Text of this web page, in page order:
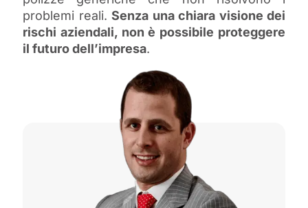
problemi reali. Senza una chiara visione dei
rischi aziendali, non è possibile proteggere
il futuro dell’impresa.